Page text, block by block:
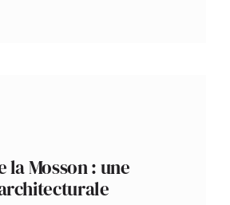
la Mosson : une